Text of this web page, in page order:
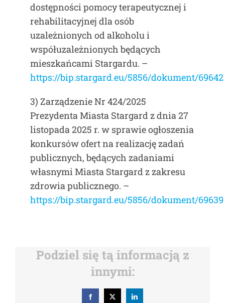
dostępności pomocy terapeutycznej i
rehabilitacyjnej dla osób
uzależnionych od alkoholu i
współuzależnionych będących
mieszkańcami Stargardu. –
https://bip.stargard.eu/5856/dokument/69642
3) Zarządzenie Nr 424/2025
Prezydenta Miasta Stargard z dnia 27
listopada 2025 r. w sprawie ogłoszenia
konkursów ofert na realizację zadań
publicznych, będących zadaniami
własnymi Miasta Stargard z zakresu
zdrowia publicznego. –
https://bip.stargard.eu/5856/dokument/69639
Podziel się tą informacją z
innymi:
FacebookX LinkedIn